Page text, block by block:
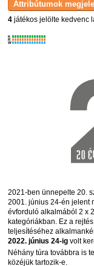
4 játékos jelölte kedvenc
K
R
W
2021-ben ünnepelte 20.
2001. június 24-én jelent
évforduló alkalmából 2 x
kategóriákban. Ez a
teljesítéséhez
2022. június 24-igvolt
Néhány túra továbbra is
közéjük tartozik-e.